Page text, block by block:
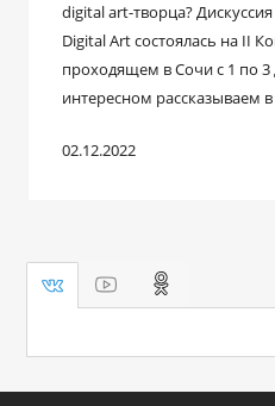
digital art-творца?
Digital Art состоялась на II
проходящем в Сочи с 1 по
интересном рассказываем
02.12.2022